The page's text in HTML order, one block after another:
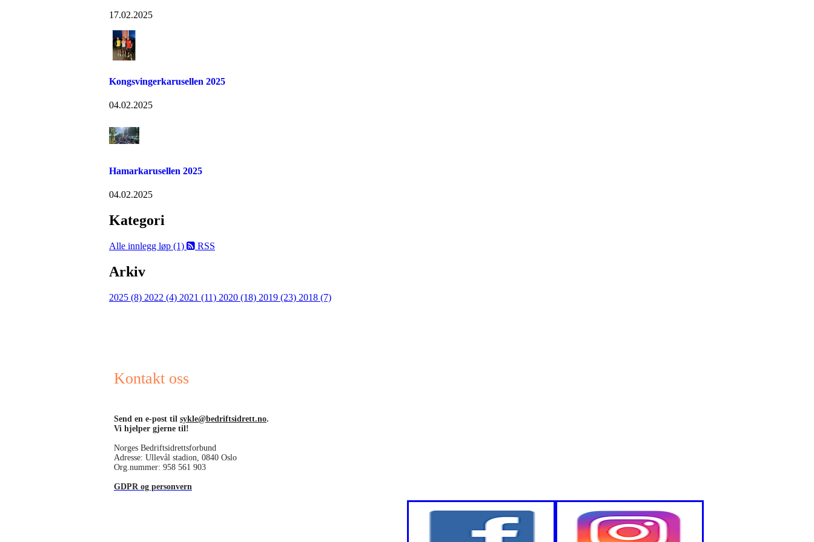
17.02.2025
Kongsvingerkarusellen 2025
04.02.2025
Hamarkarusellen 2025
04.02.2025
Kategori
Alle innlegg løp (1) RSS
Arkiv
2025 (8) 2022 (4) 2021 (11) 2020 (18) 2019 (23) 2018 (7)
Kontakt oss
Send en e-post til sykle@bedriftsidrett.no.
Vi hjelper gjerne til!
Norges Bedriftsidrettsforbund
Adresse: Ullevål stadion, 0840 Oslo
Org.nummer: 958 561 903
GDPR og personvern